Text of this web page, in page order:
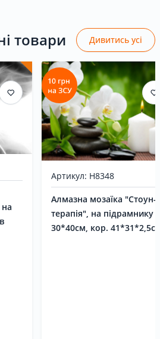
товари Дивитись усі
Артикул: H8348
Алмазна мозаїка "Стоун-
терапія", на підрамнику
30*40см, кор.